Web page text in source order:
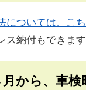
については、こ
ス納付もできます
から、車検